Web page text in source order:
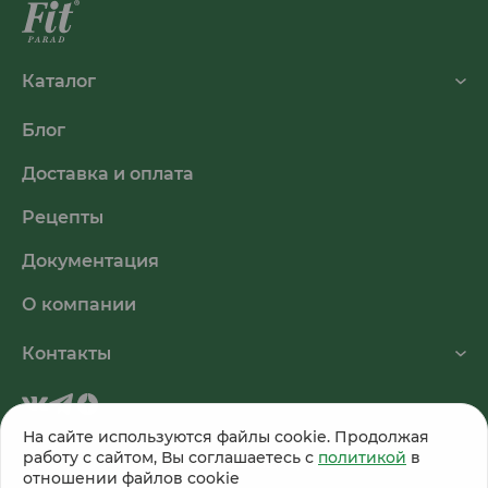
Каталог
Блог
Доставка и оплата
Рецепты
Документация
О компании
Контакты
© 2026, ООО «Питэко». Все права защищены.
Публичная оферта
На сайте используются файлы cookie. Продолжая
работу с сайтом, Вы соглашаетесь с политикой в
отношении файлов cookie